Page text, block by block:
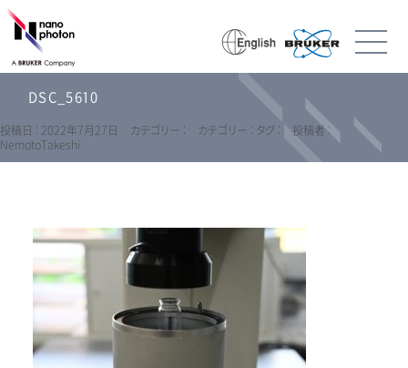
DSC_5610
投稿日 : 2022年7月27日 カテゴリー : カテゴリー : タグ :
投稿者 :
NemotoTakeshi